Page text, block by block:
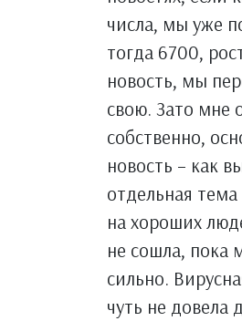
числа, мы уже
тогда 6700,
новость, мы
свою. Зато мне
собственно,
новость – как
отдельная
на хороших
не сошла, пока
сильно.
чуть не